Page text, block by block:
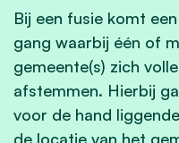
Bij een fusie komt
gang waarbij één of
gemeente(s) zich
afstemmen. Hierbij
voor de hand
de locatie van het